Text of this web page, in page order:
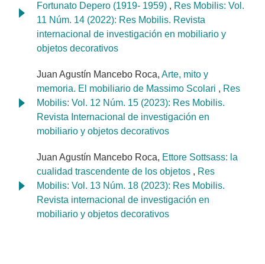
Fortunato Depero (1919- 1959) , Res Mobilis: Vol.
11 Núm. 14 (2022): Res Mobilis. Revista
internacional de investigación en mobiliario y
objetos decorativos
Juan Agustín Mancebo Roca, Arte, mito y
memoria. El mobiliario de Massimo Scolari , Res
Mobilis: Vol. 12 Núm. 15 (2023): Res Mobilis.
Revista Internacional de investigación en
mobiliario y objetos decorativos
Juan Agustín Mancebo Roca, Ettore Sottsass: la
cualidad trascendente de los objetos , Res
Mobilis: Vol. 13 Núm. 18 (2023): Res Mobilis.
Revista internacional de investigación en
mobiliario y objetos decorativos